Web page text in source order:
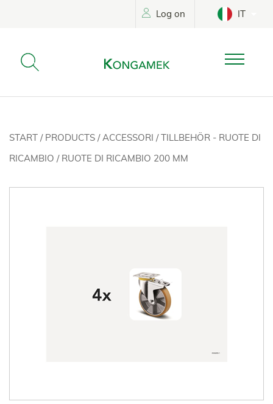
Log on IT
START / PRODUCTS /ACCESSORI /TILLBEHÖR - RUOTE DI
RICAMBIO / RUOTE DI RICAMBIO 200 MM